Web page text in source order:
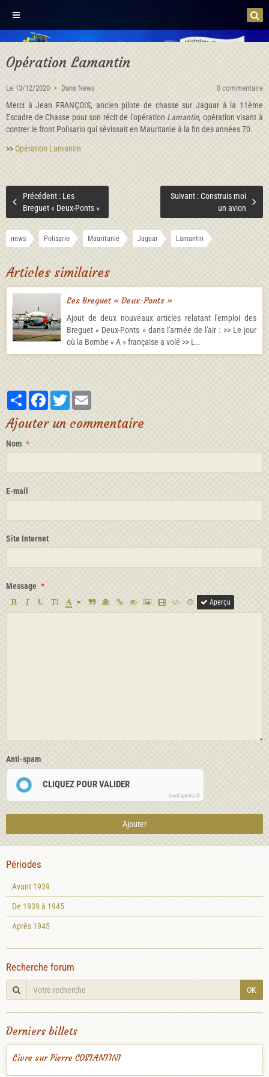
Opération Lamantin
Le 13/12/2020 Dans News 0 commentaire
Merci à Jean FRANÇOIS, ancien pilote de chasse sur Jaguar à la 11ème
Escadre de Chasse pour son récit de l'opération Lamantin, opération visant à
contrer le front Polisario qui sévissait en Mauritanie à la fin des années 70.
>>Opération Lamantin
Précédent : Les
Breguet « Deux-Ponts »
Suivant : Construis moi
un avion
news Polisario Mauritanie Jaguar Lamantin
Articles similaires
Les Breguet « Deux-Ponts »
Ajout de deux nouveaux articles relatant l'emploi des
Breguet « Deux-Ponts » dans l'armée de l'air : >> Le jour
où la Bombe « A » française a volé >> L…
PartagerFacebookTwitter
Ajouter un commentaire
Nom
E-mail
Site Internet
Message
Aperçu
Anti-spam
CLIQUEZ POUR VALIDER
IconCaptcha ©
Ajouter
Périodes
Avant 1939
De 1939 à 1945
Après 1945
Recherche forum
OK
Derniers billets
Livre sur Pierre COSTANTINI